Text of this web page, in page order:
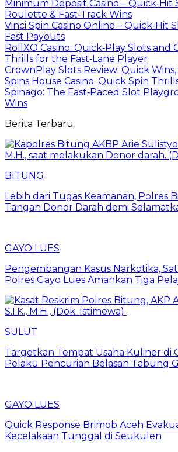
Minimum Deposit Casino – Quick‑Hit
Roulette & Fast‑Track Wins
Vinci Spin Casino Online – Quick‑Hit
Fast Payouts
RollXO Casino: Quick‑Play Slots and
Thrills for the Fast‑Lane Player
CrownPlay Slots Review: Quick
Spins House Casino: Quick Spin
Spinago: The Fast‑Paced Slot
Wins
Berita Terbaru
BITUNG
Lebih dari Tugas Keamanan, Polres
Tangan Donor Darah demi
GAYO LUES
Pengembangan Kasus Narkotika,
Polres Gayo Lues Amankan Tiga
SULUT
Targetkan Tempat Usaha Kuliner di
Pelaku Pencurian Belasan Tabung
GAYO LUES
Quick Response Brimob Aceh
Kecelakaan Tunggal di Seukulen